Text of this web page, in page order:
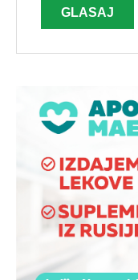
GLASAJ